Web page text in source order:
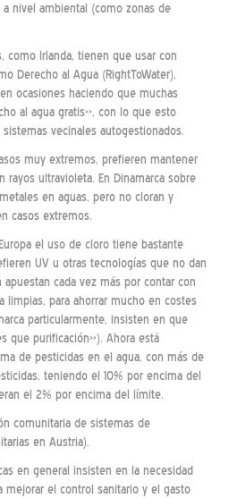
nivel ambiental (como zonas de
como Irlanda, tienen que usar con
Derecho al Agua (RightToWater),
ocasiones haciendo que muchas
al agua gratis», con lo que esto
vecinales autogestionados.
muy extremos, prefieren mantener
rayos ultravioleta. En Dinamarca sobre
en aguas, pero no cloran y
casos extremos.
el uso de cloro tiene bastante
UV u otras tecnologías que no dan
apuestan cada vez más por contar con
limpias, para ahorrar mucho en costes
particularmente, insisten en que
que purificación»). Ahora está
de pesticidas en el agua, con más de
teniendo el 10% por encima del
el 2% por encima del límite.
comunitaria de sistemas de
en Austria).
en general insisten en la necesidad
mejorar el control sanitario y el gasto